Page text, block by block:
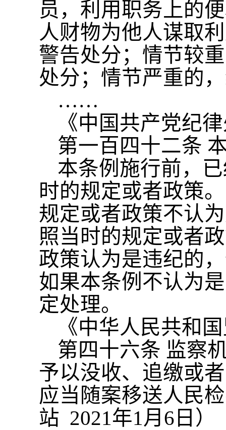
员，利用职务上的
人财物为他人谋取
警告处分；情节较
处分；情节严重的
……
《中国共产党纪
第一百四十二条
本条例施行前，
时的规定或者政策
规定或者政策不认
照当时的规定或者
政策认为是违纪的
如果本条例不认为
定处理。
《中华人民共和
第四十六条 监察
予以没收、追缴或
应当随案移送人民
站 2021年1月6日 ）